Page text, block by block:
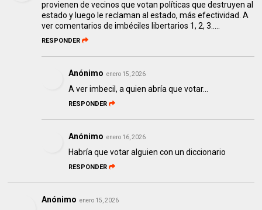
provienen de vecinos que votan políticas que destruyen al
estado y luego le reclaman al estado, más efectividad. A
ver comentarios de imbéciles libertarios 1, 2, 3.....
RESPONDER
Anónimo enero 15, 2026
A ver imbecil, a quien abría que votar...
RESPONDER
Anónimo enero 16, 2026
Habría que votar alguien con un diccionario
RESPONDER
Anónimo enero 15, 2026